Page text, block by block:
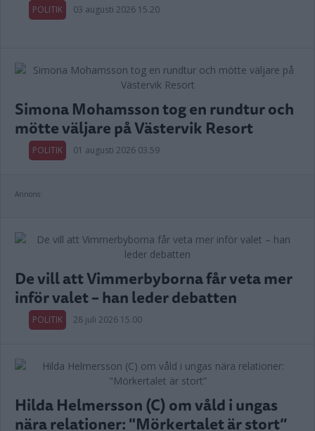
POLITIK 03 augusti 2026 15.20
Simona Mohamsson tog en rundtur och
mötte väljare på Västervik Resort
POLITIK 01 augusti 2026 03.59
Annons:
De vill att Vimmerbyborna får veta mer
inför valet – han leder debatten
POLITIK 28 juli 2026 15.00
Hilda Helmersson (C) om våld i ungas
nära relationer: "Mörkertalet är stort”